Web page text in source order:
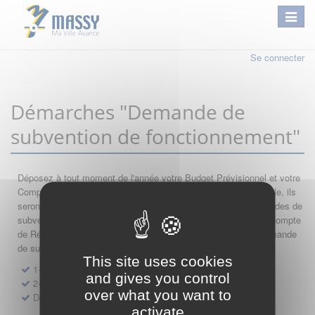
Se connecter
Démarches "Demande de
subvention de fonctionnement"
Déposez à tout moment de l'année votre Budget Prévisionnel et votre
Compte de Résultat : si leur année comptable est encore valable, ils
seront automatiquement réutilisés lors de vos nouvelles demandes de
subvention. Par conséquent merci de saisir dans l'ordre votre Compte
de Résultat, votre Budget Prévisionnel, et de finir par votre demande
de subvention.
1- Dépôt de Compte de Résultat de Fonctionnement
2- Dépôt de Budget Prévisionnel de Fonctionnement
Demande de subvention de fonctionnement 2027
This site uses cookies
and gives you control
over what you want to
activate